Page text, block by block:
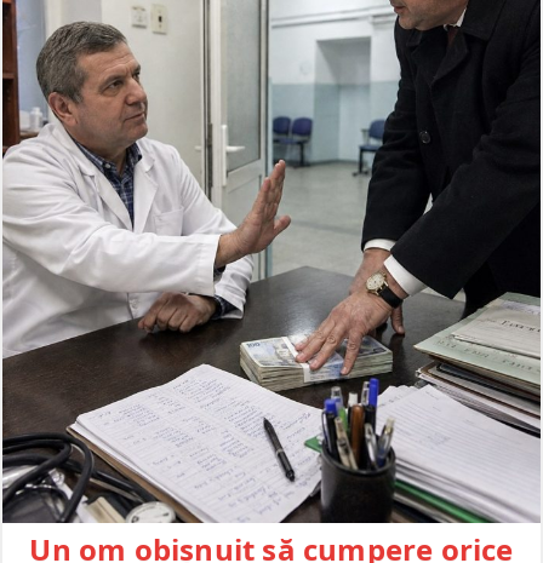
Un om obișnuit să cumpere orice